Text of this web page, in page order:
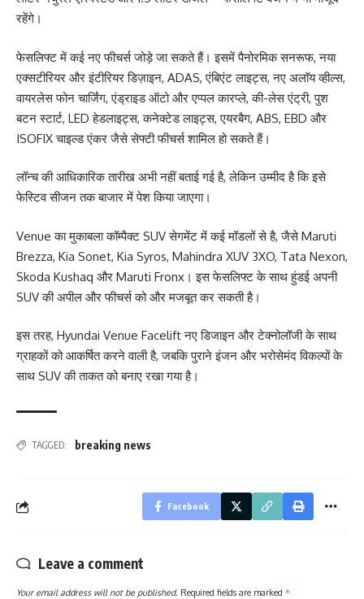
रहेंगे।
फेसलिफ्ट में कई नए फीचर्स जोड़े जा सकते हैं। इसमें पैनोरमिक सनरूफ, नया
एक्सटीरियर और इंटीरियर डिज़ाइन, ADAS, एंबिएंट लाइट्स, नए अलॉय व्हील्स,
वायरलेस फोन चार्जिंग, एंड्राइड ऑटो और एप्पल कारप्ले, की-लेस एंट्री, पुश
बटन स्टार्ट, LED हेडलाइट्स, कनेक्टेड लाइट्स, एयरबैग, ABS, EBD और
ISOFIX चाइल्ड एंकर जैसे सेफ्टी फीचर्स शामिल हो सकते हैं।
लॉन्च की आधिकारिक तारीख अभी नहीं बताई गई है, लेकिन उम्मीद है कि इसे
फेस्टिव सीजन तक बाजार में पेश किया जाएगा।
Venue का मुकाबला कॉम्पैक्ट SUV सेगमेंट में कई मॉडलों से है, जैसे Maruti
Brezza, Kia Sonet, Kia Syros, Mahindra XUV 3XO, Tata Nexon,
Skoda Kushaq और Maruti Fronx। इस फेसलिफ्ट के साथ हुंडई अपनी
SUV की अपील और फीचर्स को और मजबूत कर सकती है।
इस तरह, Hyundai Venue Facelift नए डिजाइन और टेक्नोलॉजी के साथ
ग्राहकों को आकर्षित करने वाली है, जबकि पुराने इंजन और भरोसेमंद विकल्पों के
साथ SUV की ताकत को बनाए रखा गया है।
TAGGED: breaking news
Facebook
Leave a comment
Your email address will not be published. Required fields are marked *